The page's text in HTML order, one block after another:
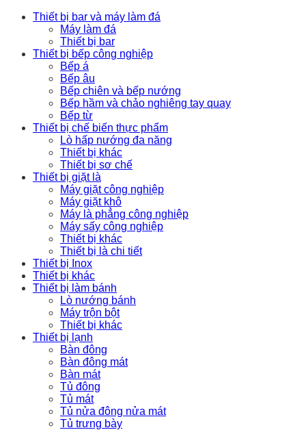
Thiết bị bar và máy làm đá
Máy làm đá
Thiết bị bar
Thiết bị bếp công nghiệp
Bếp á
Bếp âu
Bếp chiên và bếp nướng
Bếp hầm và chảo nghiêng tay quay
Bếp từ
Thiết bị chế biến thực phẩm
Lò hấp nướng đa năng
Thiết bị khác
Thiết bị sơ chế
Thiết bị giặt là
Máy giặt công nghiệp
Máy giặt khô
Máy là phẳng công nghiệp
Máy sấy công nghiệp
Thiết bị khác
Thiết bị là chi tiết
Thiết bị Inox
Thiết bị khác
Thiết bị làm bánh
Lò nướng bánh
Máy trộn bột
Thiết bị khác
Thiết bị lạnh
Bàn đông
Bàn đông mát
Bàn mát
Tủ đông
Tủ mát
Tủ nửa đông nửa mát
Tủ trưng bày